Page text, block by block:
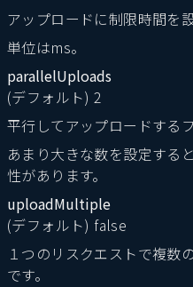
アップロードに制限時間を
単位はms。
parallelUploads
(デフォルト) 2
平行してアップロードする
あまり大きな数を設定する
性があります。
uploadMultiple
(デフォルト) false
１つのリスクエストで複数
です。